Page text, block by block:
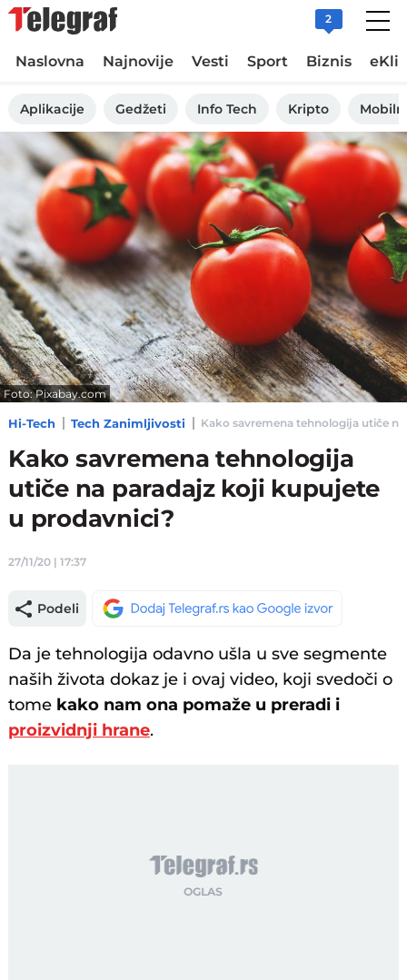
2
Naslovna Najnovije Vesti Sport Biznis
Aplikacije Gedžeti Info Tech Kripto
Foto: Pixabay.com
Hi-Tech Tech Zanimljivosti Kako savremena tehnologija utiče
Kako savremena tehnologija
utiče na paradajz koji kupujete
u prodavnici?
27/11/20 | 17:37
Podeli
Da je tehnologija odavno ušla u sve segmente
naših života dokaz je i ovaj video, koji svedoči o
tome kako nam ona pomaže u preradi i
proizvidnji hrane.